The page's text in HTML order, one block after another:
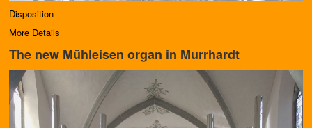
Disposition
More Details
The new Mühleisen organ in Murrhardt